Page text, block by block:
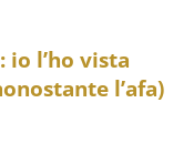
io l’ho vista
l’afa)